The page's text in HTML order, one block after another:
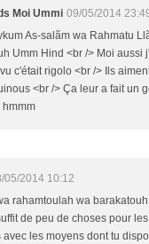
Moi Ummi 09/05/2014
As-salãm wa Rahmatu
Umm Hind <br /> Moi aussi
c'était rigolo <br /> Ils
<br /> Ça leur a fait un
05/2014 10:12
rahamtoulah wa
de peu de choses pour
avec les moyens dont tu